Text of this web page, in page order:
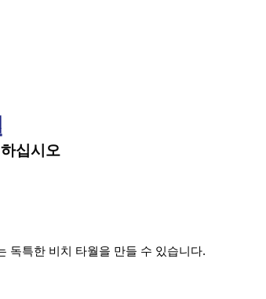
십시오
독특한 비치 타월을 만들 수 있습니다.